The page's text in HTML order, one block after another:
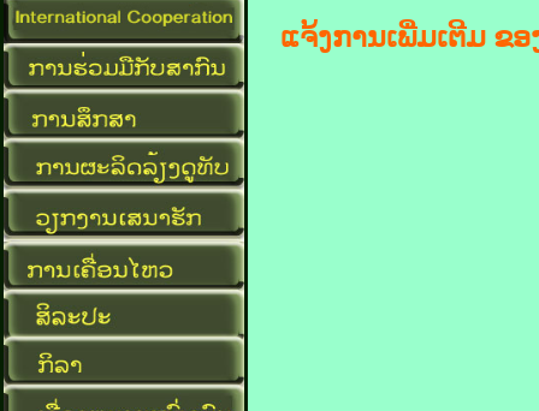
ແຈ້ງການເພີ່ມເຕີມ ຂ